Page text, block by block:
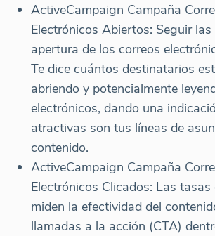
ActiveCampaign Campaña
Electrónicos Abiertos: Seguir
apertura de los correos
Te dice cuántos destinatarios
abriendo y potencialmente
electrónicos, dando una
atractivas son tus líneas de
contenido.
ActiveCampaign Campaña
Electrónicos Clicados: Las tasas
miden la efectividad del
llamadas a la acción (CTA)